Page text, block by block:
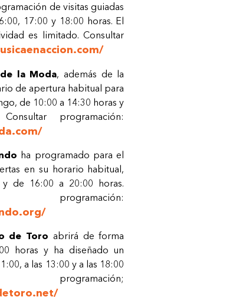
de visitas guiadas
17:00 y 18:00 horas. El
es limitado. Consultar
la Moda, además de la
de apertura habitual para
de 10:00 a 14:30 horas y
programación:
ha programado para el
en su horario habitual,
de 16:00 a 20:00 horas.
de Toro abrirá de forma
horas y ha diseñado un
a las 13:00 y a las 18:00